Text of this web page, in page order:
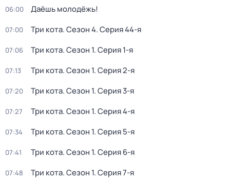
06:00 Даёшь молодёжь!
07:00 Три кота. Сезон 4. Серия 44-я
07:06 Три кота. Сезон 1. Серия 1-я
07:13 Три кота. Сезон 1. Серия 2-я
07:20 Три кота. Сезон 1. Серия 3-я
07:27 Три кота. Сезон 1. Серия 4-я
07:34 Три кота. Сезон 1. Серия 5-я
07:41 Три кота. Сезон 1. Серия 6-я
07:48 Три кота. Сезон 1. Серия 7-я